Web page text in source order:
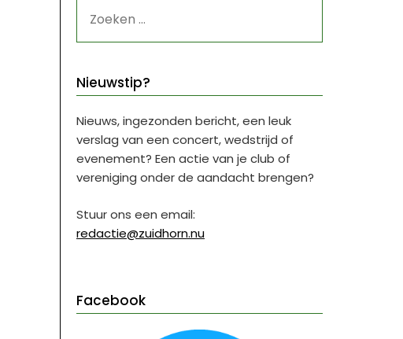
NAAR:
Nieuwstip?
Nieuws, ingezonden bericht, een leuk
verslag van een concert, wedstrijd of
evenement? Een actie van je club of
vereniging onder de aandacht brengen?
Stuur ons een email:
redactie@zuidhorn.nu
Facebook